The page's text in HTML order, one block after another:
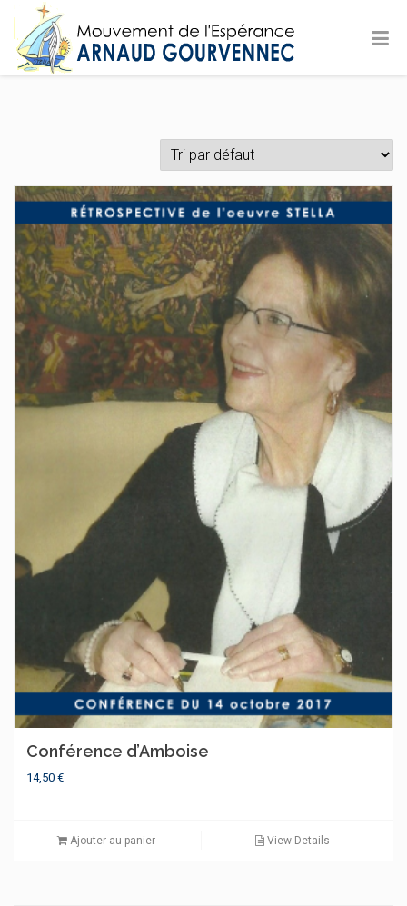
Conférence d’Amboise
14,50 €
Ajouter au panier View Details